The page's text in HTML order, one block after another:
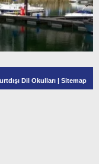
Dil Okulları| Sitemap